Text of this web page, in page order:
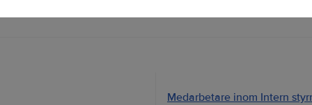
Medarbetare inom Intern